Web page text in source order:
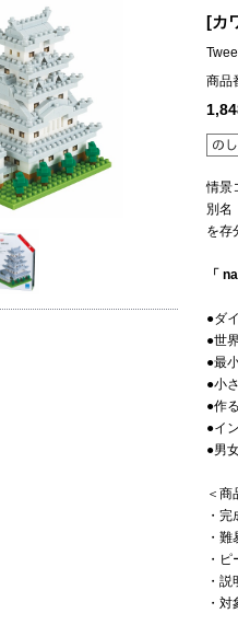
[カ
商品
情景
別名
を存
「
●ダ
●世
●最
●小
●作
●イ
●男
＜商
・
・
・
・説
・